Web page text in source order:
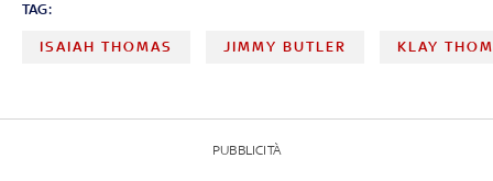
TAG:
ISAIAH THOMAS JIMMY BUTLER KLAY
PUBBLICITÀ